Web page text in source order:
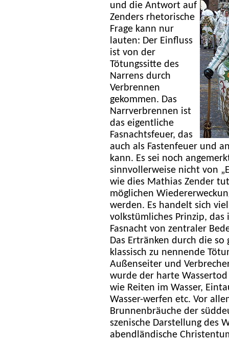
und die Antwort auf
Zenders rhetorische
Frage kann nur
lauten: Der Einfluss
ist von der
Tötungssitte des
Narrens durch
Verbrennen
gekommen. Das
Narrverbrennen ist
das eigentliche
Fasnachtsfeuer, das
auch als Fastenfeuer und
kann. Es sei noch
sinnvollerweise nicht von
wie dies Mathias Zender
möglichen
werden. Es handelt sich
volkstümliches Prinzip, das
Fasnacht von zentraler
Das Ertränken durch die
klassisch zu nennende
Außenseiter und
wurde der harte
wie Reiten im Wasser,
Wasser-werfen etc. Vor
Brunnenbräuche der
szenische Darstellung des
abendländische